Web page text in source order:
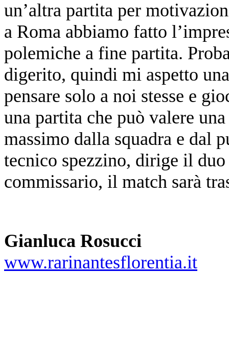
un’altra partita per
a Roma abbiamo fatto
polemiche a fine partita.
digerito, quindi mi aspetto
pensare solo a noi stesse e
una partita che può valere
massimo dalla squadra e dal
tecnico spezzino, dirige il
commissario, il match sarà
Gianluca Rosucci
www.rarinantesflorentia.it